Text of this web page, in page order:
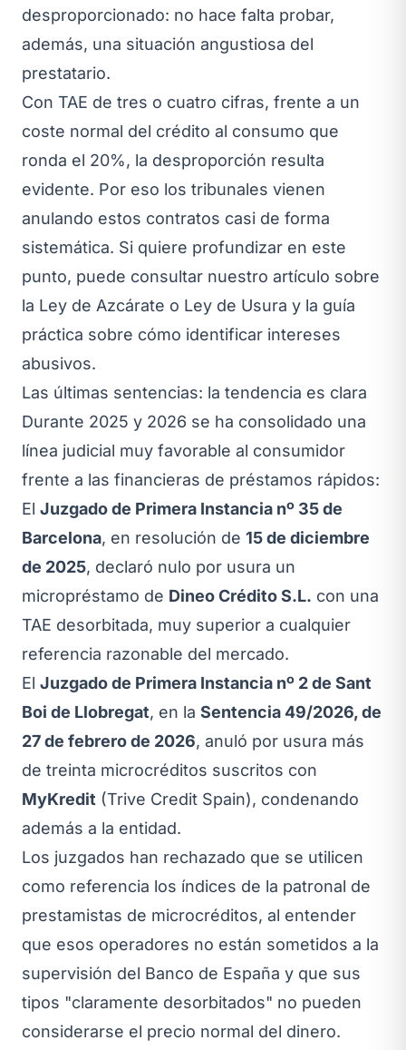
desproporcionado: no hace falta probar,
además, una situación angustiosa del
prestatario.
Con TAE de tres o cuatro cifras, frente a un
coste normal del crédito al consumo que
ronda el 20%, la desproporción resulta
evidente. Por eso los tribunales vienen
anulando estos contratos casi de forma
sistemática. Si quiere profundizar en este
punto, puede consultar nuestro artículo sobre
la Ley de Azcárate o Ley de Usura y la guía
práctica sobre cómo identificar intereses
abusivos.
Las últimas sentencias: la tendencia es clara
Durante 2025 y 2026 se ha consolidado una
línea judicial muy favorable al consumidor
frente a las financieras de préstamos rápidos:
El Juzgado de Primera Instancia nº 35 de
Barcelona, en resolución de 15 de diciembre
de 2025, declaró nulo por usura un
micropréstamo de Dineo Crédito S.L. con una
TAE desorbitada, muy superior a cualquier
referencia razonable del mercado.
El Juzgado de Primera Instancia nº 2 de Sant
Boi de Llobregat, en la Sentencia 49/2026, de
27 de febrero de 2026, anuló por usura más
de treinta microcréditos suscritos con
MyKredit (Trive Credit Spain), condenando
además a la entidad.
Los juzgados han rechazado que se utilicen
como referencia los índices de la patronal de
prestamistas de microcréditos, al entender
que esos operadores no están sometidos a la
supervisión del Banco de España y que sus
tipos "claramente desorbitados" no pueden
considerarse el precio normal del dinero.